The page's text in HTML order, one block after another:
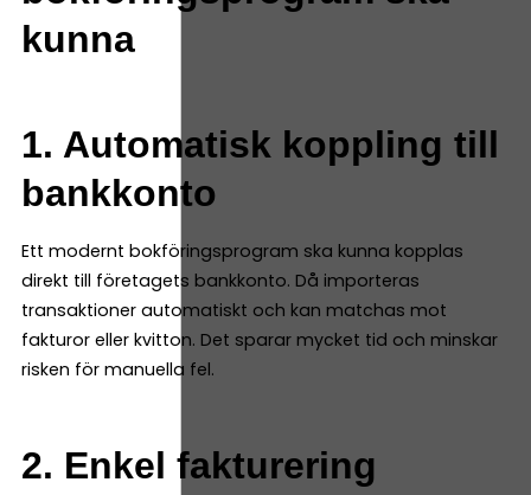
kunna
1. Automatisk koppling till
bankkonto
Ett modernt bokföringsprogram ska kunna kopplas
direkt till företagets bankkonto. Då importeras
transaktioner automatiskt och kan matchas mot
fakturor eller kvitton. Det sparar mycket tid och minskar
risken för manuella fel.
2. Enkel fakturering